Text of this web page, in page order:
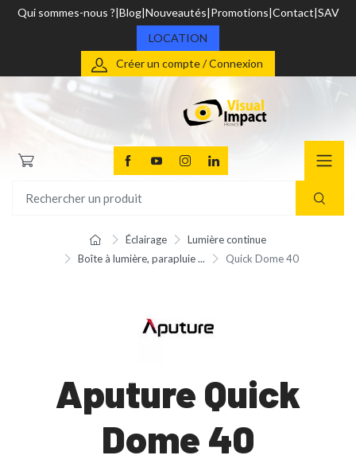
Qui sommes-nous ? Blog Nouveautés Promotions Contact SAV
LOCATION
Créer un compte / Connexion
Éclairage
Lumière continue
Boîte à lumière, parapluie ...
Quick Dome 40
Aputure Quick
Dome 40